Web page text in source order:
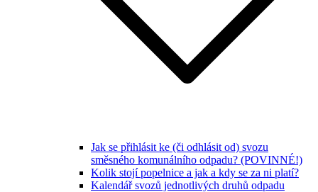
Jak se přihlásit ke (či odhlásit od) svozu
směsného komunálního odpadu? (POVINNÉ!)
Kolik stojí popelnice a jak a kdy se za ni platí?
Kalendář svozů jednotlivých druhů odpadu